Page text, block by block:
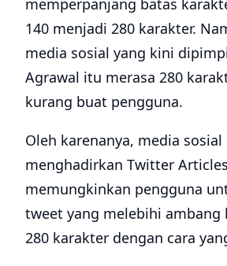
memperpanjang batas
140 menjadi 280 karakter.
media sosial yang kini
Agrawal itu merasa 280
kurang buat pengguna.
Oleh karenanya, media
menghadirkan Twitter
memungkinkan pengguna
tweet yang melebihi ambang
280 karakter dengan cara